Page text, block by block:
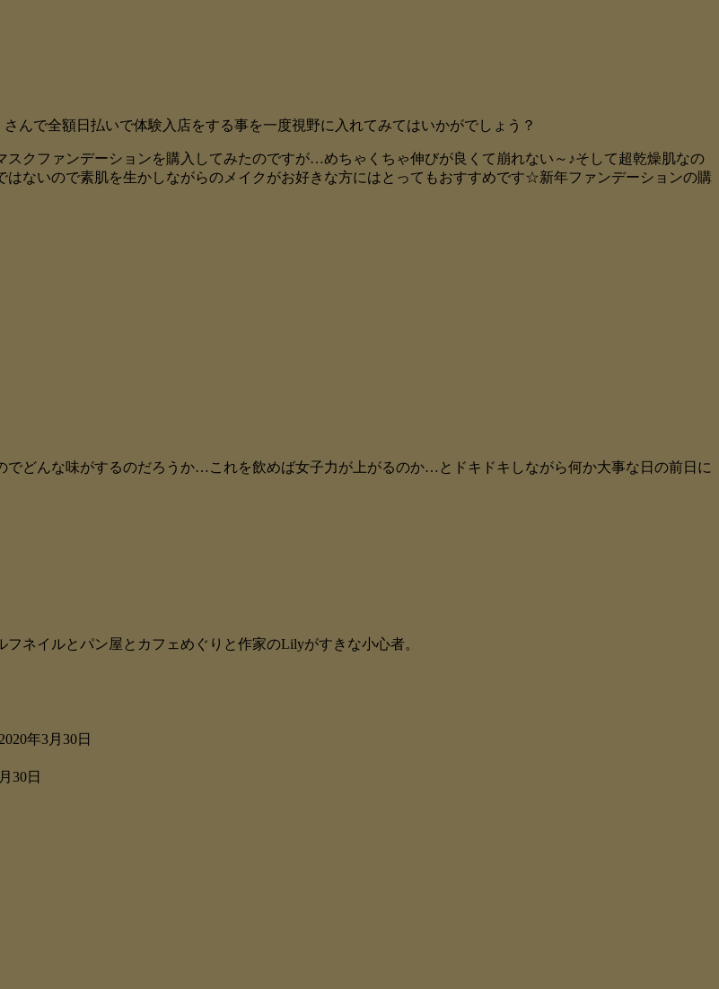
んで全額日払いで体験入店をする事を一度視野に入れてみてはいかがでしょう？
クファンデーションを購入してみたのですが…めちゃくちゃ伸びが良くて崩れない～♪そして超乾燥肌なの
ないので素肌を生かしながらのメイクがお好きな方にはとってもおすすめです☆新年ファンデーションの購
どんな味がするのだろうか…これを飲めば女子力が上がるのか…とドキドキしながら何か大事な日の前日に
ネイルとパン屋とカフェめぐりと作家のLilyがすきな小心者。
年3月30日
30日